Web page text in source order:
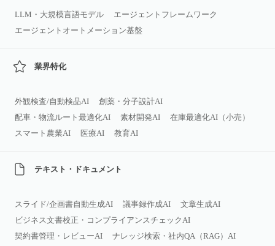
LLM・大規模言語モデル
エージェントフレームワーク
エージェントオートメーション基盤
業界特化
外観検査/自動検品AI
創薬・分子設計AI
配車・物流ルート最適化AI
素材開発AI
在庫最適化AI（小売）
スマート農業AI
医療AI 教育AI
テキスト・ドキュメント
スライド/企画書自動生成AI 議事録作成AI
文章生成AI
ビジネス文書校正・コンプライアンスチェックAI
契約書管理・レビューAI
ナレッジ検索・社内QA（RAG）AI